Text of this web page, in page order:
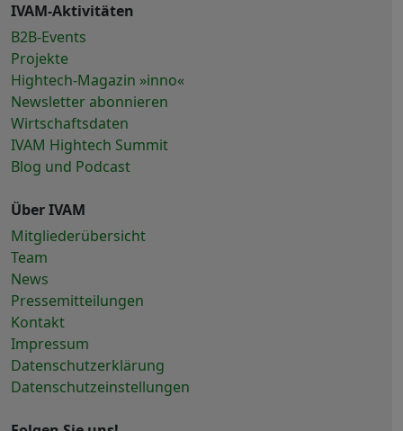
IVAM-Aktivitäten
B2B-Events
Projekte
Hightech-Magazin »inno«
Newsletter abonnieren
Wirtschaftsdaten
IVAM Hightech Summit
Blog und Podcast
Über IVAM
Mitgliederübersicht
Team
News
Pressemitteilungen
Kontakt
Impressum
Datenschutzerklärung
Datenschutzeinstellungen